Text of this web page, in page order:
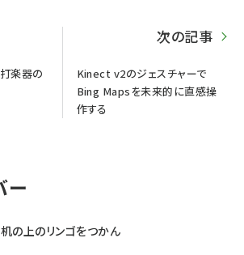
楽器の
次の記事
Kinect v2のジェスチャーで
Bing Mapsを未来的に直感操
作する
ー
の上のリンゴをつかん